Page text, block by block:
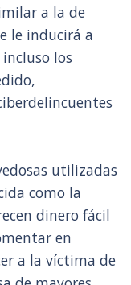
a la de
le inducirá a
los
utilizadas
como la
dinero fácil
en
a la víctima de